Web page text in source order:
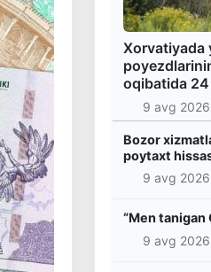
Xorvatiyada
oqibatida
9 avg
Bozor
poytaxt
9 avg
“Men tanigan
9 avg